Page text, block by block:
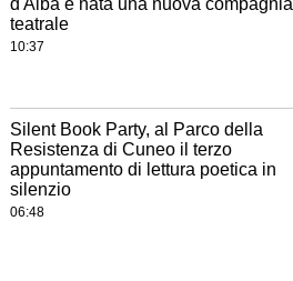
d'Alba è nata una nuova compagnia
teatrale
10:37
Silent Book Party, al Parco della
Resistenza di Cuneo il terzo
appuntamento di lettura poetica in
silenzio
06:48